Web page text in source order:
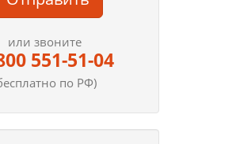
или звоните
551-51-04
по РФ)